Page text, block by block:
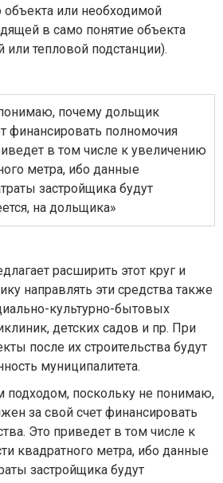
объекта или необходимой
в само понятие объекта
или тепловой подстанции).
почему дольщик
финансировать полномочия
в том числе к увеличению
метра, ибо данные
застройщика будут
на дольщика»
расширить этот круг и
направлять эти средства также
культурно-бытовых
детских садов и пр. При
после их строительства будут
муниципалитета.
подходом, поскольку не понимаю,
за свой счет финансировать
Это приведет в том числе к
квадратного метра, ибо данные
застройщика будут